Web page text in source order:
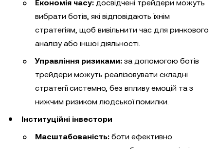
Економія часу: досвідчені трейдери можуть
вибрати ботів, які відповідають їхнім
стратегіям, щоб вивільнити час для ринкового
аналізу або іншої діяльності.
Управління ризиками: за допомогою ботів
трейдери можуть реалізовувати складні
стратегії системно, без впливу емоцій та з
нижчим ризиком людської помилки.
Інституційні інвестори
Масштабованість: боти ефективно